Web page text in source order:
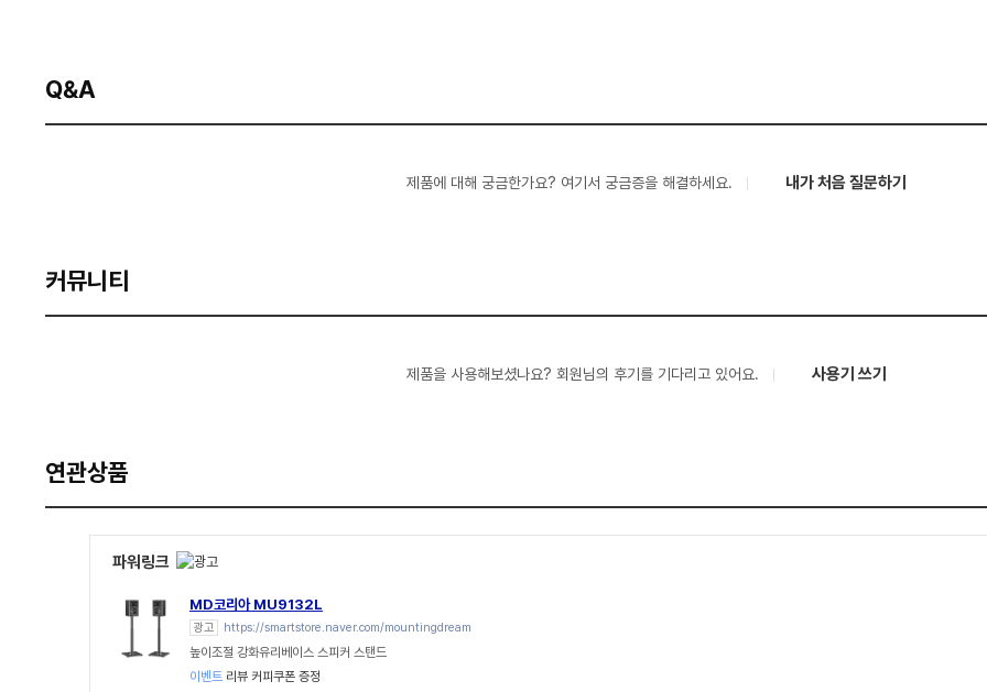
Q&A
제품에 대해 궁금한가요? 여기서 궁금증을 해결하세요. 내가 처음 질문하기
커뮤니티
제품을 사용해보셨나요? 회원님의 후기를 기다리고 있어요. 사용기 쓰기
연관상품
파워링크
MD코리아 MU9132L
광고 https://smartstore.naver.com/mountingdream
높이조절 강화유리베이스 스피커 스탠드
이벤트 리뷰 커피쿠폰 증정